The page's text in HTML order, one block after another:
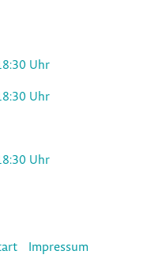
Uhr
Uhr
Uhr
Impressum